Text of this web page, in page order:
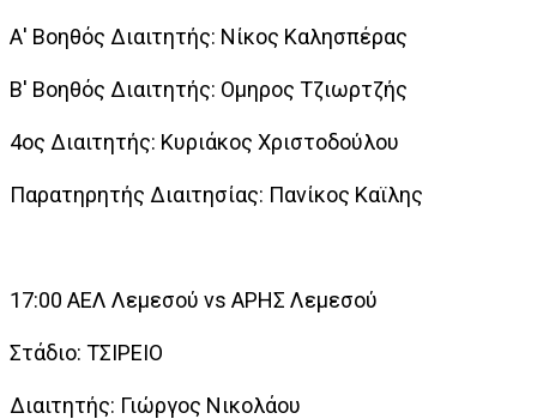
Α' Βοηθός Διαιτητής: Νίκος Καλησπέρας
Β' Βοηθός Διαιτητής: Ομηρος Τζιωρτζής
4ος Διαιτητής: Κυριάκος Χριστοδούλου
Παρατηρητής Διαιτησίας: Πανίκος Καϊλης
17:00 ΑΕΛ Λεμεσού vs ΑΡΗΣ Λεμεσού
Στάδιο: ΤΣΙΡΕΙΟ
Διαιτητής: Γιώργος Νικολάου